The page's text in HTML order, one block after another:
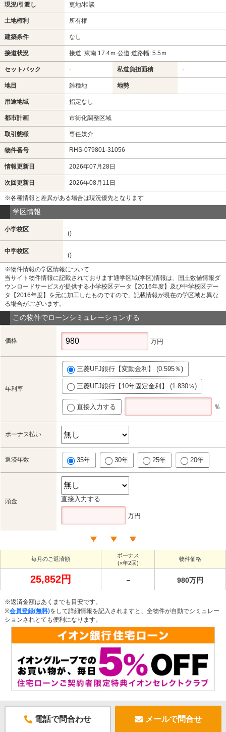
現況/引渡し 更地/相談
土地権利 所有権
建築条件 なし
接道状況 接道: 東南 17.4ｍ 公道 道路幅: 5.5ｍ
セットバック - 私道負担面積 -
地目 雑種地 地勢
用途地域 指定なし
都市計画 市街化調整区域
取引態様 専任媒介
物件番号 RHS-079801-31056
情報更新日 2026年07月28日
次回更新日 2026年08月11日
※各種情報と差異がある場合は現況優先となります
学区情報
小学校区
()
中学校区
()
※物件情報の学区情報について
当サイト物件情報に記載されております通学区域(学区)情報は、国土数値情報ダ
ウンロードサービスが提供する小学校区データ【2016年度】及び中学校区デー
タ【2016年度】を元に加工したものですので、記載情報が現在の学区域と異な
る場合がございます。
この物件でローンシミュレーションする
価格 万円
年利率
三菱UFJ銀行【変動金利】 (0.595％)
三菱UFJ銀行【10年固定金利】 (1.830％)
直接入力する ％
ボーナス払い
返済年数 35年 30年 25年 20年
頭金 直接入力する
万円
毎月のご返済額
ボーナス
(×年2回)
物件価格
25,852円 － 980万円
※返済金額はあくまでも目安です。
※会員登録(無料)をして詳細情報を記入されますと、全物件が自動でシミュレー
ションされとても便利になります。
電話で問合わせ メールで問合せ